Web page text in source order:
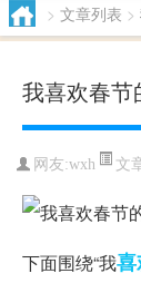
> 文章列表 >
我喜欢春节
网友:wxh 文
下面围绕“我